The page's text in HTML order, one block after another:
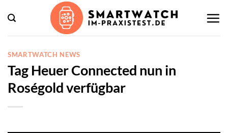
Inhalt
springen
SMARTWATCH NEWS
Tag Heuer Connected nun in
Roségold verfügbar